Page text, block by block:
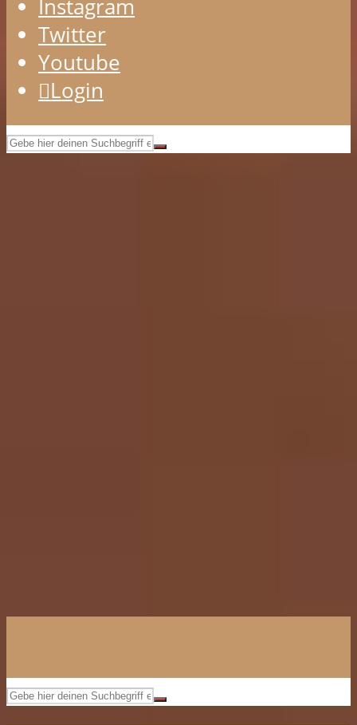
Instagram
Twitter
Youtube
Login